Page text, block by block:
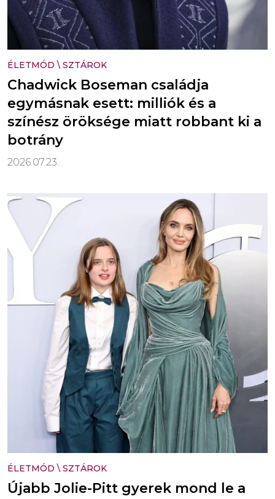
ÉLETMÓD \ SZTÁROK
Chadwick Boseman családja
egymásnak esett: milliók és a
színész öröksége miatt robbant ki a
botrány
2026.07.23.
ÉLETMÓD \ SZTÁROK
Újabb Jolie-Pitt gyerek mond le a